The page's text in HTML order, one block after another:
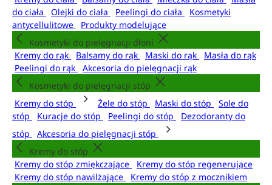
do ciała
Olejki do ciała Peelingi do ciała
Kosmetyki
antycellulitowe
Produkty modelujące
Kosmetyki do pielęgnacji dłoni
Kremy do rąk
Balsamy do rąk Maski do rąk
Masła do rąk
Peelingi do rąk
Akcesoria do pielęgnacji rąk
Kosmetyki do pielęgnacji stóp
Kremy do stóp
Żele do stóp Maski do stóp
Sole do
stóp
Kuracje do stóp Peelingi do stóp
Dezodoranty do
stóp
Akcesoria do pielęgnacji stóp
Kremy do stóp
Kremy do stóp zmiękczające
Kremy do stóp regenerujące
Kremy do stóp nawilżające
Kremy do stóp z mocznikiem